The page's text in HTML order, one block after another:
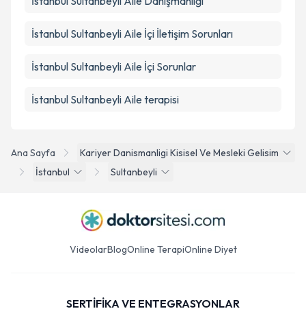
Ana Sayfa
Kariyer Danismanligi Kisisel Ve Mesleki Gelisim
İstanbul
Sultanbeyli
İstanbul Sultanbeyli Aile İçi İletişim Sorunları
İstanbul Sultanbeyli Aile İçi Sorunlar
İstanbul Sultanbeyli Aile terapisi
VideolarBlogOnline TerapiOnline Diyet
SERTİFİKA VE ENTEGRASYONLAR